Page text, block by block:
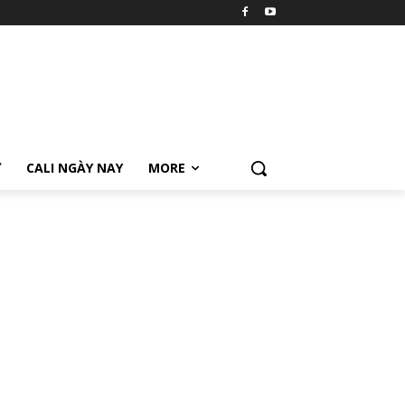
CALI NGÀY NAY MORE